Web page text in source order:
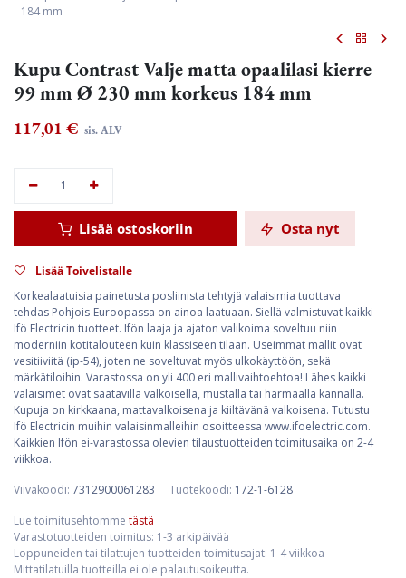
184 mm
Kupu Contrast Valje matta opaalilasi kierre
99 mm Ø 230 mm korkeus 184 mm
117,01 € sis. ALV
Lisää ostoskoriin Osta nyt
Lisää Toivelistalle
Korkealaatuisia painetusta posliinista tehtyjä valaisimia tuottava
tehdas Pohjois-Euroopassa on ainoa laatuaan. Siellä valmistuvat kaikki
Ifö Electricin tuotteet. Ifön laaja ja ajaton valikoima soveltuu niin
moderniin kotitalouteen kuin klassiseen tilaan. Useimmat mallit ovat
vesitiiviitä (ip-54), joten ne soveltuvat myös ulkokäyttöön, sekä
märkätiloihin. Varastossa on yli 400 eri mallivaihtoehtoa! Lähes kaikki
valaisimet ovat saatavilla valkoisella, mustalla tai harmaalla kannalla.
Kupuja on kirkkaana, mattavalkoisena ja kiiltävänä valkoisena. Tutustu
Ifö Electricin muihin valaisinmalleihin osoitteessa www.ifoelectric.com.
Kaikkien Ifön ei-varastossa olevien tilaustuotteiden toimitusaika on 2-4
viikkoa.
Viivakoodi: 7312900061283 Tuotekoodi: 172-1-6128
Lue toimitusehtomme tästä
Varastotuotteiden toimitus: 1-3 arkipäivää
Loppuneiden tai tilattujen tuotteiden toimitusajat: 1-4 viikkoa
Mittatilatuilla tuotteilla ei ole palautusoikeutta.